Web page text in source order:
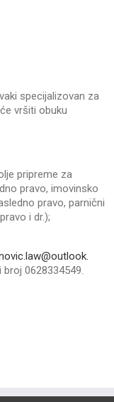
specijalizovan za
vršiti obuku
pripreme za
pravo, imovinsko
pravo, parnični
i dr.);
0628334549.